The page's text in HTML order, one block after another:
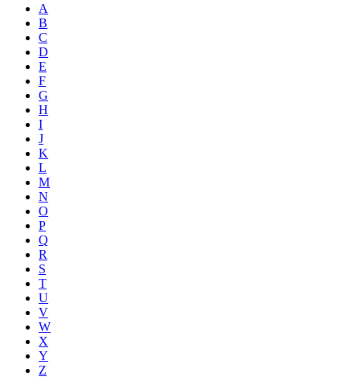
A
B
C
D
E
F
G
H
I
J
K
L
M
N
O
P
Q
R
S
T
U
V
W
X
Y
Z